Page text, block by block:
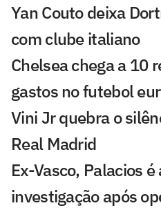
Yan Couto deixa
com clube italiano
Chelsea chega a 10
gastos no futebol
Vini Jr quebra o
Real Madrid
Ex-Vasco, Palacios é
investigação após